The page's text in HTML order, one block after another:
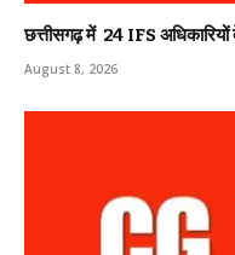
छत्तीसगढ़ में 24 IFS
August 8, 2026